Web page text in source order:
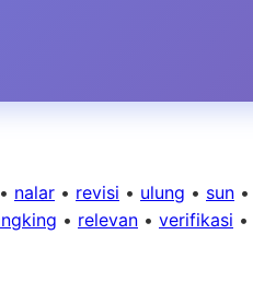
• nalar • revisi • ulung • sun •
• relevan • verifikasi •